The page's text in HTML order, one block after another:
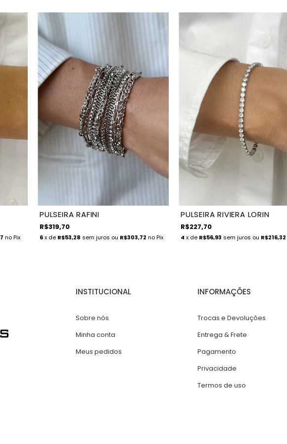
no Pix
PULSEIRA RAFINI
R$319,70
6x de R$53,28 sem juros ou R$303,72 no Pix
PULSEIRA RIVIERA LORIN
R$227,70
4 x de R$56,93 sem juros ou R$216,32
INSTITUCIONAL
Sobre nós
Minha conta
Meus pedidos
INFORMAÇÕES
Trocas e Devoluções
Entrega & Frete
Pagamento
Privacidade
Termos de uso